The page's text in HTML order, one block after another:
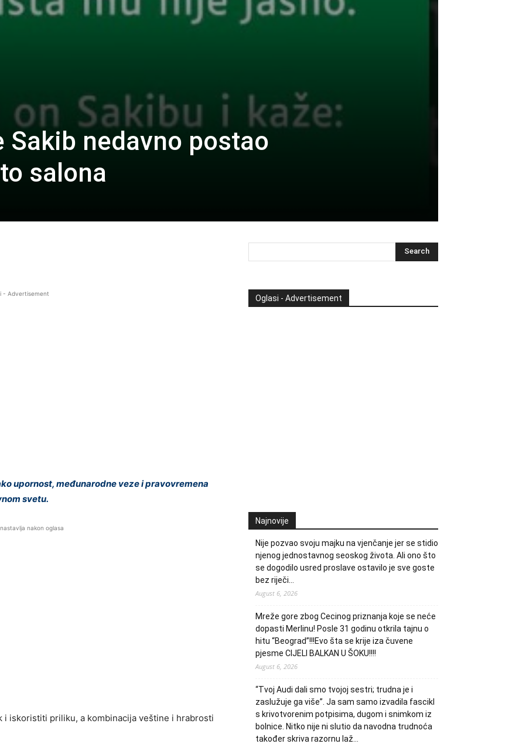
Sakib nedavno postao
salona
- Advertisement
upornost, međunarodne veze i pravovremena
svetu.
nakon oglasa
iskoristiti priliku, a kombinacija veštine i hrabrosti
Oglasi - Advertisement
Najnovije
Nije pozvao svoju majku na vjenčanje jer se stidio
njenog jednostavnog seoskog života. Ali ono što
se dogodilo usred proslave ostavilo je sve goste
bez riječi…
August 6, 2026
Mreže gore zbog Cecinog priznanja koje se neće
dopasti Merlinu! Posle 31 godinu otkrila tajnu o
hitu “Beograd”!!!Evo šta se krije iza čuvene
pjesme CIJELI BALKAN U ŠOKU!!!!
August 6, 2026
“Tvoj Audi dali smo tvojoj sestri; trudna je i
zaslužuje ga više”. Ja sam samo izvadila fascikl
s krivotvorenim potpisima, dugom i snimkom iz
bolnice. Nitko nije ni slutio da navodna trudnoća
također skriva razornu laž…